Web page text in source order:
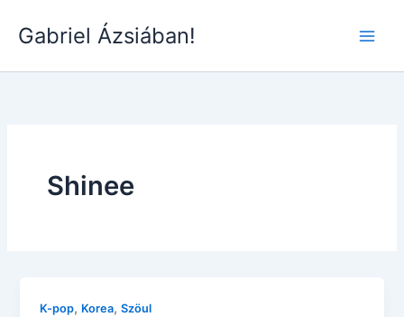
Gabriel Ázsiában!
Shinee
K-pop, Korea,Szöul